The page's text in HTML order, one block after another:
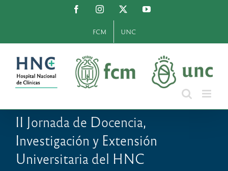
FacebookInstagram YouTube
FCM UNC
II Jornada de Docencia,
Investigación y Extensión
Universitaria del HNC